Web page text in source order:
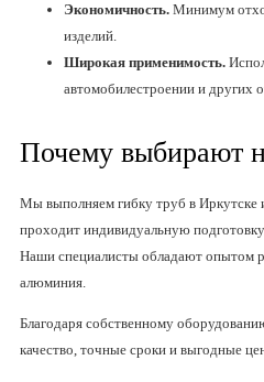
Экономичность. Минимум
изделий.
Широкая применимость.
автомобилестроении и других
Почему выбирают
Мы выполняем гибку труб в Иркутске
проходит индивидуальную
Наши специалисты обладают опытом
алюминия.
Благодаря собственному
качество, точные сроки и выгодные